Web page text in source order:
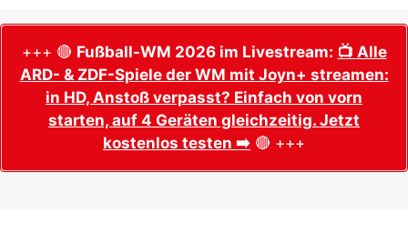
+++ 🔴 Fußball-WM 2026 im Livestream: 📺 Alle
ARD- & ZDF-Spiele der WM mit Joyn+ streamen:
in HD, Anstoß verpasst? Einfach von vorn
starten, auf 4 Geräten gleichzeitig. Jetzt
kostenlos testen ➡️ 🔴 +++